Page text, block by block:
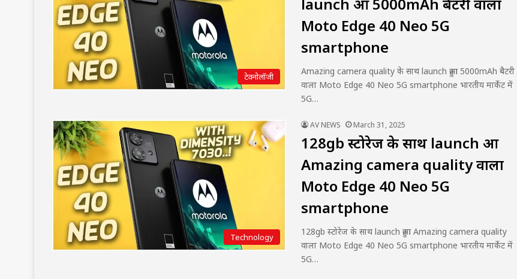
टेक्नोलॉजी
Moto Edge 40 Neo 5G
smartphone
Amazing camera quality के साथ launch हुआ 5000mAh बैटरी
वाला Moto Edge 40 Neo 5G smartphone भारतीय मार्केट में
5G…
Technology
AV NEWS March 31, 2025
128gb स्टोरेज के साथ launch हुआ
Amazing camera quality वाला
Moto Edge 40 Neo 5G
smartphone
128gb स्टोरेज के साथ launch हुआ Amazing camera quality
वाला Moto Edge 40 Neo 5G smartphone भारतीय मार्केट में
5G…